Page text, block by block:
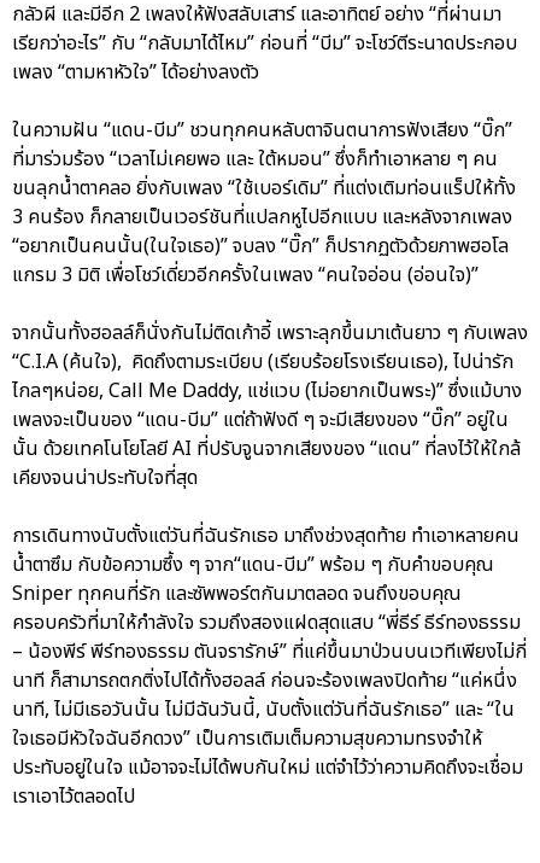
กลัวผี และมีอีก 2 เพลงให้ฟังสลับเสาร์ และอาทิตย์ อย่าง “ที่ผ่านมา
เรียกว่าอะไร” กับ “กลับมาได้ไหม” ก่อนที่ “บีม” จะโชว์ตีระนาดประกอบ
เพลง “ตามหาหัวใจ” ได้อย่างลงตัว
ในความฝัน “แดน-บีม” ชวนทุกคนหลับตาจินตนาการฟังเสียง “บิ๊ก”
ที่มาร่วมร้อง “เวลาไม่เคยพอ และ ใต้หมอน” ซึ่งก็ทำเอาหลาย ๆ คน
ขนลุกน้ำตาคลอ ยิ่งกับเพลง “ใช้เบอร์เดิม” ที่แต่งเติมท่อนแร็ปให้ทั้ง
3 คนร้อง ก็กลายเป็นเวอร์ชันที่แปลกหูไปอีกแบบ และหลังจากเพลง
“อยากเป็นคนนั้น(ในใจเธอ)” จบลง “บิ๊ก” ก็ปรากฏตัวด้วยภาพฮอโล
แกรม 3 มิติ เพื่อโชว์เดี่ยวอีกครั้งในเพลง “คนใจอ่อน (อ่อนใจ)”
จากนั้นทั้งฮอลล์ก็นั่งกันไม่ติดเก้าอี้ เพราะลุกขึ้นมาเต้นยาว ๆ กับเพลง
“C.I.A (ค้นใจ), คิดถึงตามระเบียบ (เรียบร้อยโรงเรียนเธอ), ไปน่ารัก
ไกลๆหน่อย, Call Me Daddy, แช่แวบ (ไม่อยากเป็นพระ)” ซึ่งแม้บาง
เพลงจะเป็นของ “แดน-บีม” แต่ถ้าฟังดี ๆ จะมีเสียงของ “บิ๊ก” อยู่ใน
นั้น ด้วยเทคโนโยโลยี AI ที่ปรับจูนจากเสียงของ “แดน” ที่ลงไว้ให้ใกล้
เคียงจนน่าประทับใจที่สุด
การเดินทางนับตั้งแต่วันที่ฉันรักเธอ มาถึงช่วงสุดท้าย ทำเอาหลายคน
น้ำตาซึม กับข้อความซึ้ง ๆ จาก“แดน-บีม” พร้อม ๆ กับคำขอบคุณ
Sniper ทุกคนที่รัก และซัพพอร์ตกันมาตลอด จนถึงขอบคุณ
ครอบครัวที่มาให้กำลังใจ รวมถึงสองแฝดสุดแสบ “พี่ธีร์ ธีร์ทองธรรม
– น้องพีร์ พีร์ทองธรรม ตันจรารักษ์” ที่แค่ขึ้นมาป่วนบนเวทีเพียงไม่กี่
นาที ก็สามารถตกติ่งไปได้ทั้งฮอลล์ ก่อนจะร้องเพลงปิดท้าย “แค่หนึ่ง
นาที, ไม่มีเธอวันนั้น ไม่มีฉันวันนี้, นับตั้งแต่วันที่ฉันรักเธอ” และ “ใน
ใจเธอมีหัวใจฉันอีกดวง” เป็นการเติมเต็มความสุขความทรงจำให้
ประทับอยู่ในใจ แม้อาจจะไม่ได้พบกันใหม่ แต่จำไว้ว่าความคิดถึงจะเชื่อม
เราเอาไว้ตลอดไป